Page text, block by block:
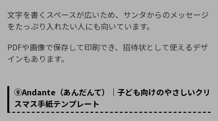
文字を書くスペースが広いため、サンタからのメッセージ
をたっぷり入れたい人にも向いています。
PDFや画像で保存して印刷でき、招待状として使えるデザ
インもあります。
⑨Andante（あんだんて）｜子ども向けのやさしいクリ
スマス手紙テンプレート